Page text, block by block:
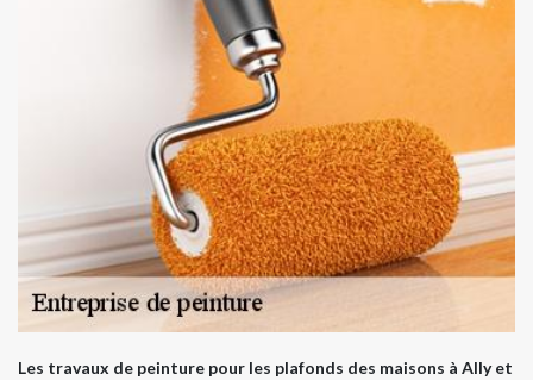
Les travaux de peinture pour les plafonds des maisons à Ally et